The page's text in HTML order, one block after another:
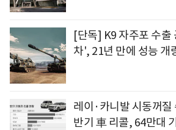
[단독] K9 자주포 수출
차', 21년 만에 성능 개
레이·카니발 시동꺼
반기 車 리콜, 64만대